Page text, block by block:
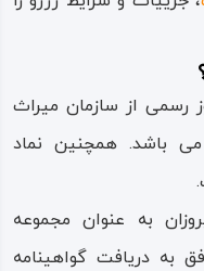
رسمی از سازمان میراث
باشد. همچنین نماد
به عنوان مجموعه
به دریافت گواهینامه